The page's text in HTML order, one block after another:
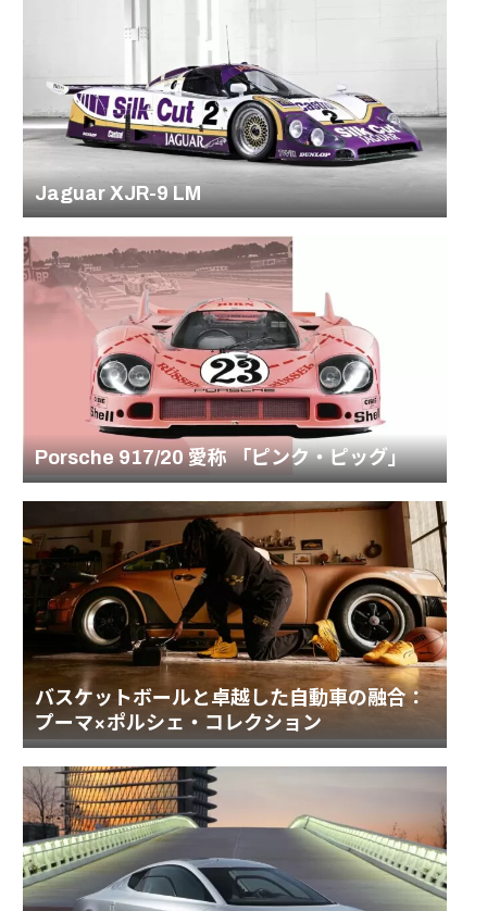
Jaguar XJR-9 LM
Porsche 917/20 愛称 「ピンク・ピッグ」
バスケットボールと卓越した自動車の融合：
プーマ×ポルシェ・コレクション